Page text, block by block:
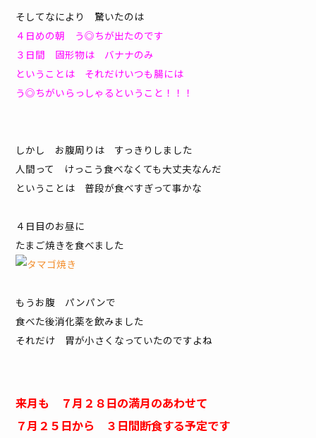
そしてなにより 驚いたのは
４日めの朝 う◎ちが出たのです
３日間 固形物は バナナのみ
ということは それだけいつも腸には
う◎ちがいらっしゃるということ！！！
しかし お腹周りは すっきりしました
人間って けっこう食べなくても大丈夫なんだ
ということは 普段が食べすぎって事かな
４日目のお昼に
たまご焼きを食べました
もうお腹 パンパンで
食べた後消化薬を飲みました
それだけ 胃が小さくなっていたのですよね
来月も ７月２８日の満月のあわせて
７月２５日から ３日間断食する予定です